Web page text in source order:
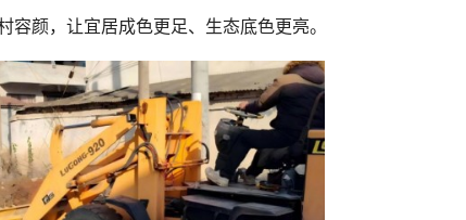
颜，让宜居成色更足、生态底色更亮。